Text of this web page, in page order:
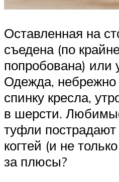
Оставленная на
съедена (по
попробована) или
Одежда,
спинку кресла,
в шерсти.
туфли
когтей (и не
за плюсы?